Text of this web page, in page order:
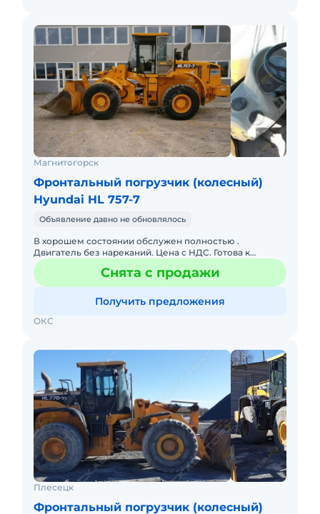
Магнитогорск
Фронтальный погрузчик (колесный)
Hyundai HL 757-7
Объявление давно не обновлялось
В хорошем состоянии обслужен полностью .
Двигатель без нареканий. Цена с НДС. Готова к
эксплуатации. Цена с ндс, торг, так же рассмотрим
обмен.
Снята с продажи
Получить предложения
ОКС
Плесецк
Фронтальный погрузчик (колесный)